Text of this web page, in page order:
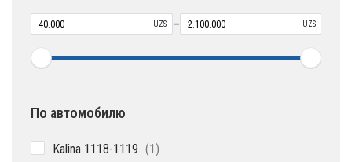
UZS – UZS
По автомобилю
Kalina 1118-1119 11